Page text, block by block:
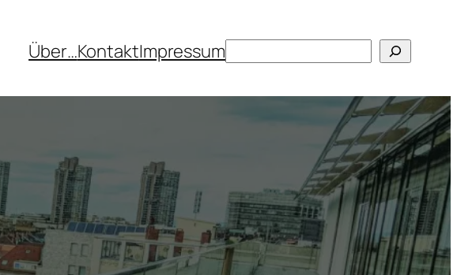
Über…KontaktImpressum